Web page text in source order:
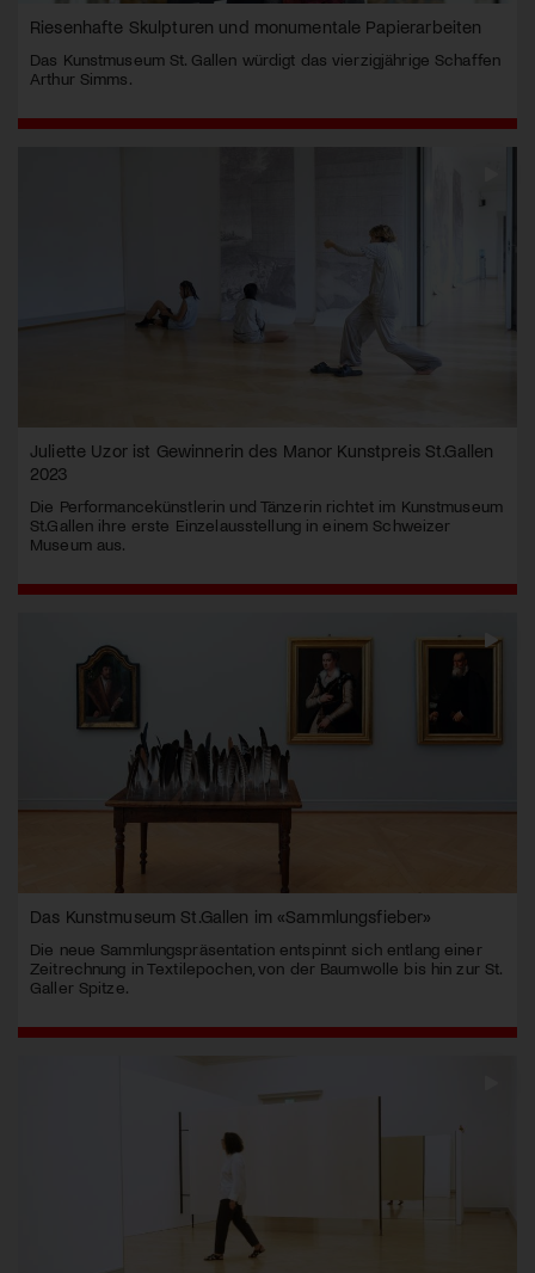
Riesenhafte Skulpturen und monumentale Papierarbeiten
Das Kunstmuseum St. Gallen würdigt das vierzigjährige Schaffen
Arthur Simms.
Juliette Uzor ist Gewinnerin des Manor Kunstpreis St.Gallen
2023
Die Performancekünstlerin und Tänzerin richtet im Kunstmuseum
St.Gallen ihre erste Einzelausstellung in einem Schweizer
Museum aus.
Das Kunstmuseum St.Gallen im «Sammlungsfieber»
Die neue Sammlungspräsentation entspinnt sich entlang einer
Zeitrechnung in Textilepochen, von der Baumwolle bis hin zur St.
Galler Spitze.